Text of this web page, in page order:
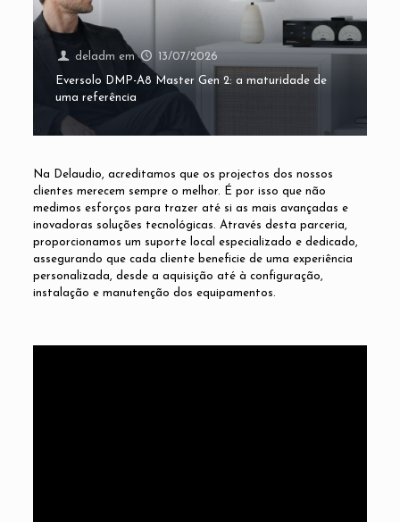
deladm em 13/07/2026
Eversolo DMP-A8 Master Gen 2: a maturidade de
uma referência
Na Delaudio, acreditamos que os projectos dos nossos
clientes merecem sempre o melhor. É por isso que não
medimos esforços para trazer até si as mais avançadas e
inovadoras soluções tecnológicas. Através desta parceria,
proporcionamos um suporte local especializado e dedicado,
assegurando que cada cliente beneficie de uma experiência
personalizada, desde a aquisição até à configuração,
instalação e manutenção dos equipamentos.